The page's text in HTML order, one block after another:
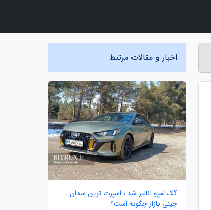
اخبار و مقالات مرتبط
گَک امپو آنالیز شد ، اسپرت ترین سدان
چینی بازار چگونه است؟